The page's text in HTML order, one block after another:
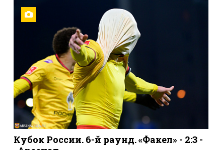
Кубок России. 6-й раунд. «Факел» - 2:3 -